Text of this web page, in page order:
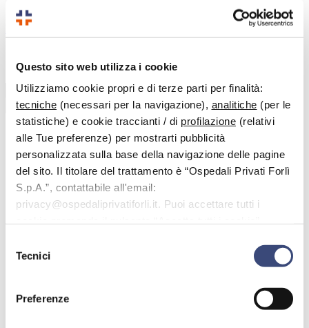
Questo sito web utilizza i cookie
Utilizziamo cookie propri e di terze parti per finalità:
tecniche (necessari per la navigazione), analitiche (per le
statistiche) e cookie traccianti / di profilazione (relativi
alle Tue preferenze) per mostrarti pubblicità
personalizzata sulla base della navigazione delle pagine
del sito. Il titolare del trattamento è “Ospedali Privati Forlì
S.p.A.”, contattabile all'email:
privacy@ospedaliprivatiforli.it. Puoi accettare tutti i
gestire le tue preferenze facendo clic su “Personalizza”.
delTecnici
Preferenze
Vai al contenuto principale
Benvenuto nell'area dedicata alle domande più frequenti.
Cerca
< Tutti gli argomenti
FAQ
Ricovero
Posso scegliere se alloggiare in una camera singola?
Posso scegliere se alloggiare in una
camera singola?
È possibile richiedere l’utilizzo di una camera singola, con
supplemento a carico dell’utente.